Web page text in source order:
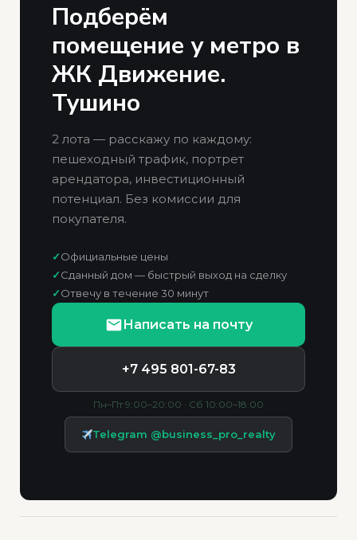
Подберём
помещение у метро в
ЖК Движение.
Тушино
2 лота — расскажу по каждому:
пешеходный трафик, портрет
арендатора, инвестиционный
потенциал. Без комиссии для
покупателя.
✓Официальные цены
✓Сданный дом — быстрый выход на сделку
✓Отвечу в течение 30 минут
Написать на почту
+7 495 801-67-83
Пн–Пт 9:00–20:00 · Сб 10:00–18:00
Telegram @business_pro_realty